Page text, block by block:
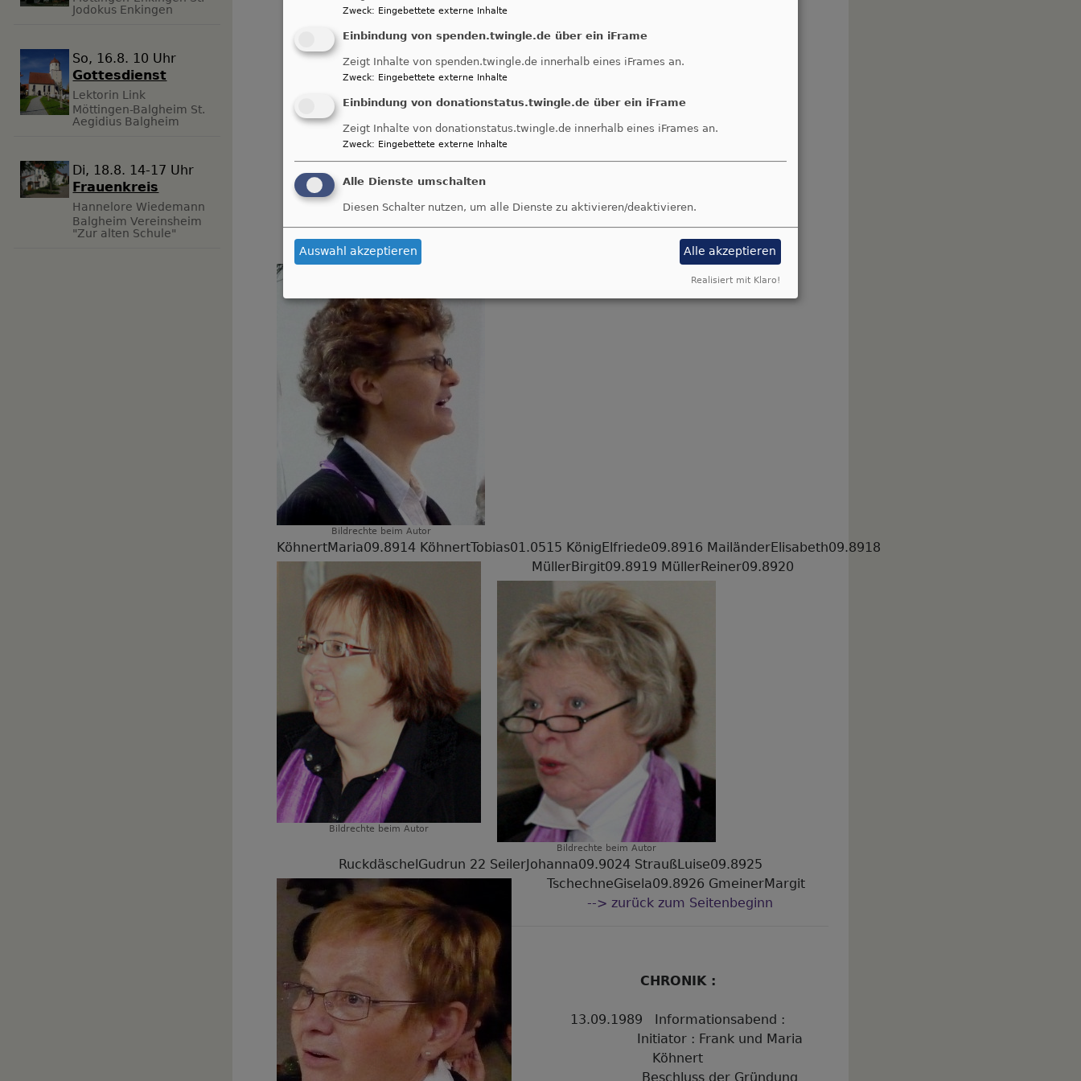
Jodokus Enkingen
So, 16.8. 10 Uhr
Gottesdienst
Lektorin Link
Möttingen-Balgheim St.
Aegidius Balgheim
Di, 18.8. 14-17 Uhr
Frauenkreis
Hannelore Wiedemann
Balgheim Vereinsheim
"Zur alten Schule"
Bildrechte beim Autor
KöhnertMaria09.8914 KöhnertTobias01.0515 KönigElfriede09.8916 MailänderElisabeth09.8918
Bildrechte beim Autor
MüllerBirgit09.8919 MüllerReiner09.8920
Bildrechte beim Autor
RuckdäschelGudrun 22 SeilerJohanna09.9024 StraußLuise09.8925
TschechneGisela09.8926 GmeinerMargit
--> zurück zum Seitenbeginn
CHRONIK :
13.09.1989 Informationsabend :
Initiator : Frank und Maria
Köhnert
Beschluss der Gründung
Zweck: Eingebettete externe Inhalte
Einbindung von spenden.twingle.de über ein iFrame
Zeigt Inhalte von spenden.twingle.de innerhalb eines iFrames an.
Zweck: Eingebettete externe Inhalte
Einbindung von donationstatus.twingle.de über ein iFrame
Zeigt Inhalte von donationstatus.twingle.de innerhalb eines iFrames an.
Zweck: Eingebettete externe Inhalte
Alle Dienste umschalten
Diesen Schalter nutzen, um alle Dienste zu aktivieren/deaktivieren.
Auswahl akzeptieren Alle akzeptieren
Realisiert mit Klaro!